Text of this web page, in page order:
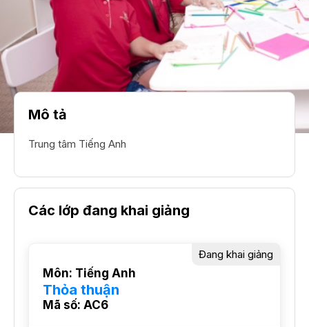
Mô tả
Trung tâm Tiếng Anh
Các lớp đang khai giảng
Môn: Tiếng Anh
Thỏa thuận
Mã số: AC6
Đang khai giảng